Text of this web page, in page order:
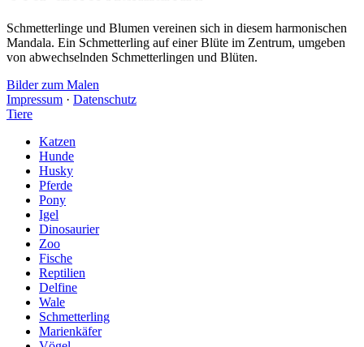
Schmetterlinge und Blumen vereinen sich in diesem harmonischen
Mandala. Ein Schmetterling auf einer Blüte im Zentrum, umgeben
von abwechselnden Schmetterlingen und Blüten.
Bilder zum Malen
Impressum · Datenschutz
Tiere
Katzen
Hunde
Husky
Pferde
Pony
Igel
Dinosaurier
Zoo
Fische
Reptilien
Delfine
Wale
Schmetterling
Marienkäfer